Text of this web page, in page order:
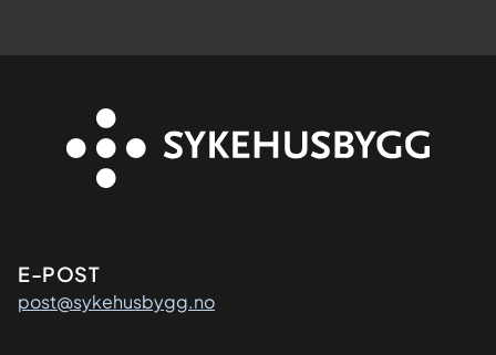
Kontaktinformasjon
E-POST
post@sykehusbygg.no